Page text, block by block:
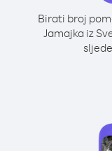
Birati broj
Jamajka iz